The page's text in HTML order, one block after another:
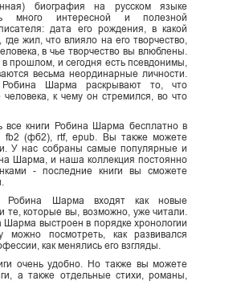
биография на русском языке
много интересной и полезной
дата его рождения, в какой
жил, что влияло на его творчество,
в чье творчество вы влюблены.
в прошлом, и сегодня есть псевдонимы,
весьма неординарные личности.
Шарма раскрывают то, что
к чему он стремился, во что
все книги Робина Шарма бесплатно в
fb2 (фб2), rtf, epub. Вы также можете
У нас собраны самые популярные и
Шарма, и наша коллекция постоянно
- последние книги вы сможете
Робина Шарма входят как новые
те, которые вы, возможно, уже читали.
Шарма выстроен в порядке хронологии
можно посмотреть, как развивался
как менялись его взгляды.
очень удобно. Но также вы можете
а также отдельные стихи, романы,